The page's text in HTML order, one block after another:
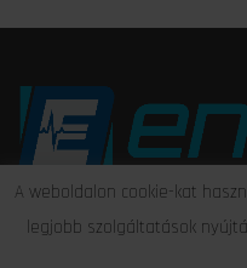
Hitelesség, szakmaiság,
Nálunk a Te céljaid vannak a
A weboldalon cookie-kat
legjobb szolgáltatások